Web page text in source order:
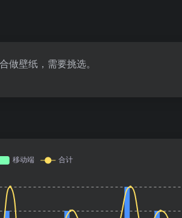
做壁纸，需要挑选。